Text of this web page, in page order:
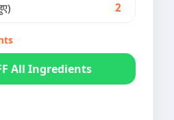
2
All Ingredients